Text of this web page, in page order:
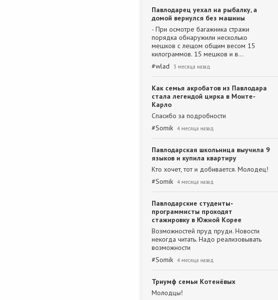
Павлодарец уехал на рыбалку, а
домой вернулся без машины
- При осмотре багажника стражи
порядка обнаружили несколько
мешков с лещом общим весом 15
килограммов. 15 мешков и в…
#wlad 3 месяца назад
Как семья акробатов из Павлодара
стала легендой цирка в Монте-
Карло
Спасибо за подробности
#Somik 4 месяца назад
Павлодарская школьница выучила 9
языков и купила квартиру
Кто хочет, тот и добивается. Молодец!
#Somik 4 месяца назад
Павлодарские студенты-
программисты проходят
стажировку в Южной Корее
Возможностей пруд пруди. Новости
некогда читать. Надо реализовывать
возможности
#Somik 4 месяца назад
Триумф семьи Котенёвых
Молодцы!